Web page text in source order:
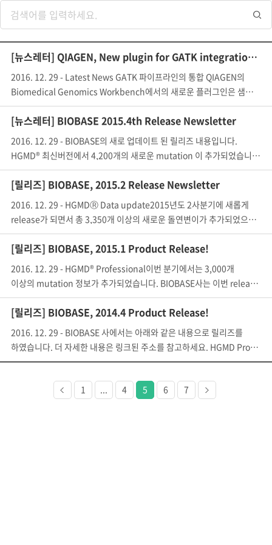
[뉴스레터] QIAGEN, New plugin for GATK integration - Revolutionized epigenomics data analysis
2016. 12. 29 - Latest News GATK 파이프라인의 통합 QIAGEN의
Biomedical Genomics Workbench에서의 새로운 플러그인은 샘플의
[뉴스레터] BIOBASE 2015.4th Release Newsletter
2016. 12. 29 - BIOBASE의 새로 업데이트 된 릴리즈 내용입니다.
HGMD® 최신버전에서 4,200개의 새로운 mutation 이 추가되었습니다.
[릴리즈] BIOBASE, 2015.2 Release Newsletter
2016. 12. 29 - HGMDⓇ Data update2015년도 2사분기에 새롭게
release가 되면서 총 3,350개 이상의 새로운 돌연변이가 추가되었으며,
[릴리즈] BIOBASE, 2015.1 Product Release!
2016. 12. 29 - HGMD® Professional이번 분기에서는 3,000개
이상의 mutation 정보가 추가되었습니다. BIOBASE사는 이번 release
[릴리즈] BIOBASE, 2014.4 Product Release!
2016. 12. 29 - BIOBASE 사에서는 아래와 같은 내용으로 릴리즈를
하였습니다. 더 자세한 내용은 링크된 주소를 참고하세요. HGMD
이전
1 ... 4 5 6 7
다음